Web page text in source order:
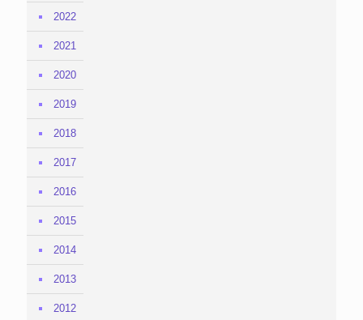
2022
2021
2020
2019
2018
2017
2016
2015
2014
2013
2012